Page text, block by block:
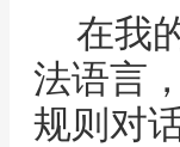
在我
法语言
规则对